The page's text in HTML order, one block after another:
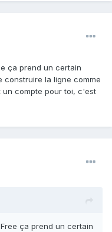
ça prend un certain
construire la ligne comme
compte pour toi, c'est
ça prend un certain